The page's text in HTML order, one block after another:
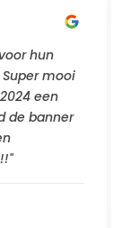
hun
mooi
een
de banner